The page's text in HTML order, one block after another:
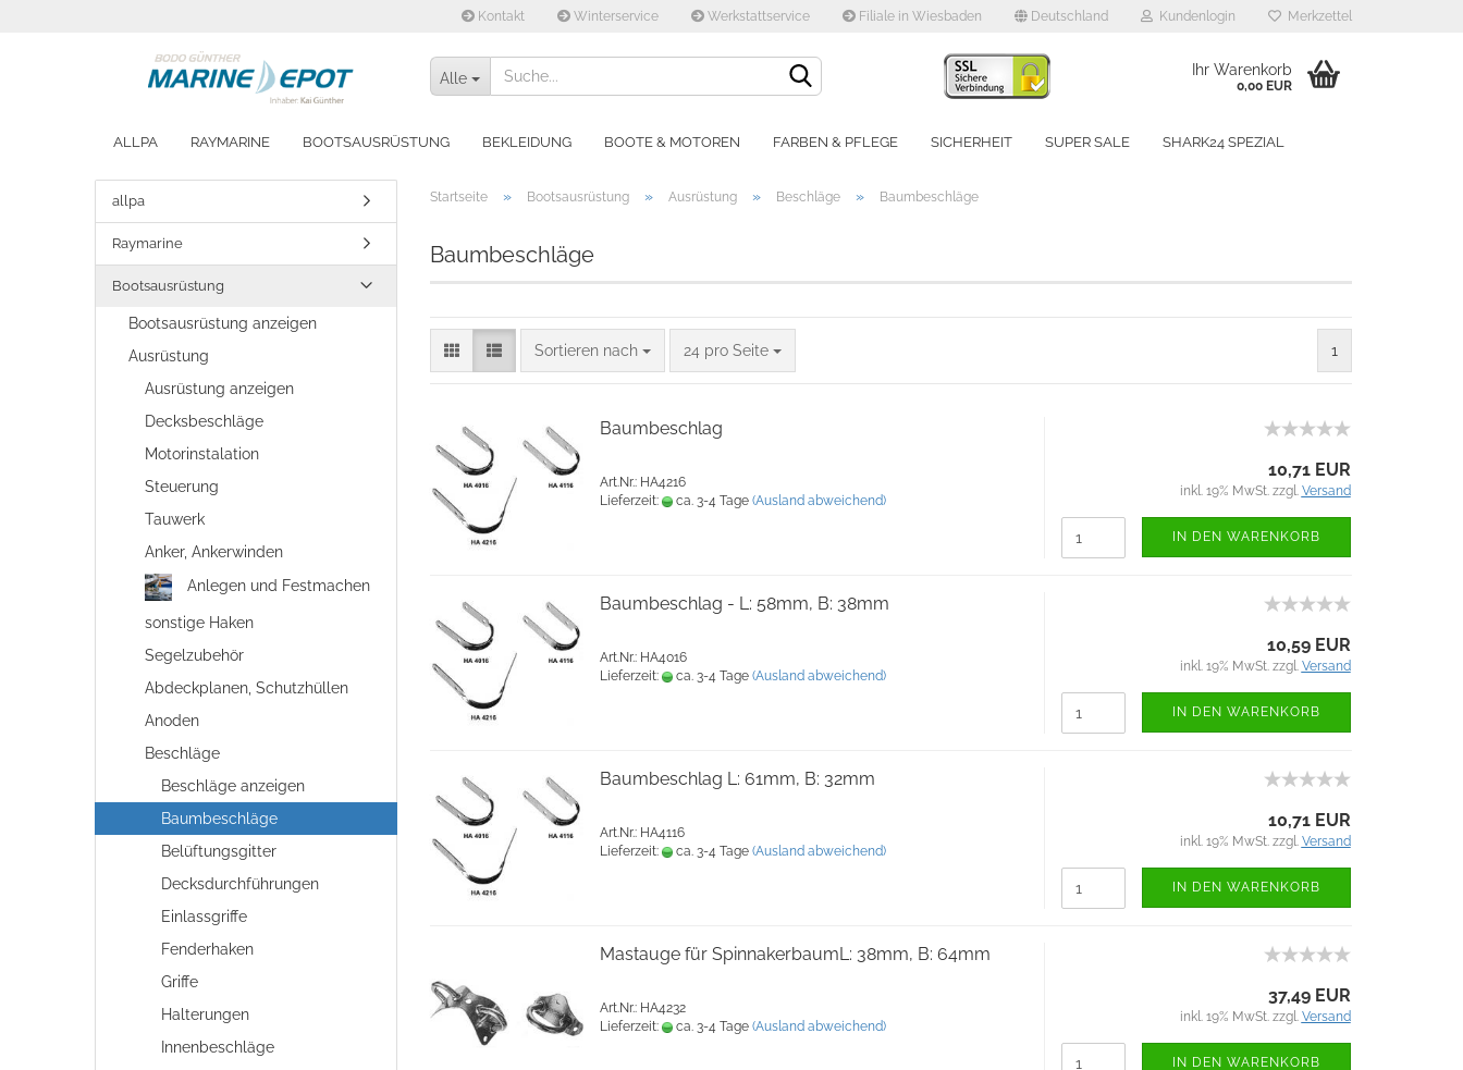
Kontakt Winterservice Werkstattservice Filiale in Wiesbaden Deutschland
Lieferland
Kundenlogin
Konto erstellen
Merkzettel
Alle Ihr Warenkorb
0,00 EUR
ALLPA RAYMARINE BOOTSAUSRÜSTUNG BEKLEIDUNG BOOTE & MOTOREN FARBEN & PFLEGE SICHERHEIT SUPER SALE SHARK24 SPEZIAL
WINTERFEST MACHEN
Startseite » Bootsausrüstung » Ausrüstung » Beschläge » Baumbeschläge
Baumbeschläge
Sortieren nach 24 pro Seite 1
Baumbeschlag
Art.Nr.: HA4216
Lieferzeit:
ca. 3-4 Tage (Ausland abweichend)
10,71 EUR
inkl. 19% MwSt. zzgl. Versand
IN DEN WARENKORB
Baumbeschlag - L: 58mm, B: 38mm
Art.Nr.: HA4016
Lieferzeit:
ca. 3-4 Tage (Ausland abweichend)
10,59 EUR
inkl. 19% MwSt. zzgl. Versand
IN DEN WARENKORB
Baumbeschlag L: 61mm, B: 32mm
Art.Nr.: HA4116
Lieferzeit:
ca. 3-4 Tage (Ausland abweichend)
10,71 EUR
inkl. 19% MwSt. zzgl. Versand
IN DEN WARENKORB
Mastauge für SpinnakerbaumL: 38mm, B: 64mm
Art.Nr.: HA4232
Lieferzeit:
ca. 3-4 Tage (Ausland abweichend)
37,49 EUR
inkl. 19% MwSt. zzgl. Versand
IN DEN WARENKORB
allpa
Raymarine
Bootsausrüstung
Bootsausrüstung anzeigen
Ausrüstung
Ausrüstung anzeigen
Decksbeschläge
Motorinstalation
Steuerung
Tauwerk
Anker, Ankerwinden
Anlegen und Festmachen
sonstige Haken
Segelzubehör
Abdeckplanen, Schutzhüllen
Anoden
Beschläge
Beschläge anzeigen
Baumbeschläge
Belüftungsgitter
Decksdurchführungen
Einlassgriffe
Fenderhaken
Griffe
Halterungen
Innenbeschläge